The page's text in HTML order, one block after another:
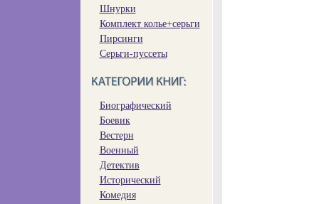
Шнурки
Комплект колье+серьги
Пирсинги
Серьги-пуссеты
Биографический
Боевик
Вестерн
Военный
Детектив
Исторический
Комедия